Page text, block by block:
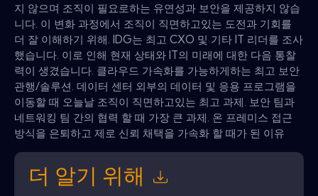
지 않으며 조직이 필요로하는 유연성과 보안을 제공하지 않습
니다. 이 변화 과정에서 조직이 직면하고있는 도전과 기회를
더 잘 이해하기 위해. IDG는 최고 CXO 및 기타 IT 리더를 조사
했습니다. 이로 인해 현재 상태와 IT의 미래에 대한 다음 통찰
력이 생겼습니다. 클라우드 가속화를 가능하게하는 최고 보안
관행/솔루션. 데이터 센터 외부의 데이터 및 응용 프로그램을
이동할 때 오늘날 조직이 직면하고있는 최고 과제. 보안 팀과
네트워킹 팀 간의 협력 할 때 가장 큰 과제. 온 프레미스 접근
방식을 은퇴하고 제로 신뢰 채택을 가속화 할 때가 된 이유
더 알기 위해